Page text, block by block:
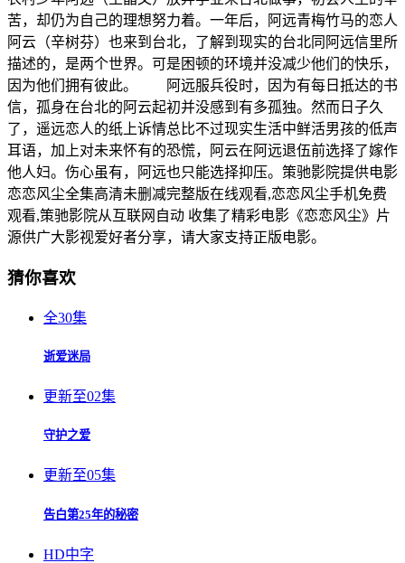
苦，却仍为自己的理想努力着。一年后，阿远青梅竹马的恋人
阿云（辛树芬）也来到台北，了解到现实的台北同阿远信里所
描述的，是两个世界。可是困顿的环境并没减少他们的快乐，
因为他们拥有彼此。 阿远服兵役时，因为有每日抵达的书
信，孤身在台北的阿云起初并没感到有多孤独。然而日子久
了，遥远恋人的纸上诉情总比不过现实生活中鲜活男孩的低声
耳语，加上对未来怀有的恐慌，阿云在阿远退伍前选择了嫁作
他人妇。伤心虽有，阿远也只能选择抑压。策驰影院提供电影
恋恋风尘全集高清未删减完整版在线观看,恋恋风尘手机免费
观看,策驰影院从互联网自动 收集了精彩电影《恋恋风尘》片
源供广大影视爱好者分享，请大家支持正版电影。
猜你喜欢
全30集
逝爱迷局
更新至02集
守护之爱
更新至05集
告白第25年的秘密
HD中字